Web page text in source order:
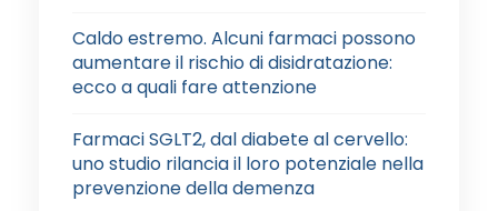
Caldo estremo. Alcuni farmaci possono
aumentare il rischio di disidratazione:
ecco a quali fare attenzione
Farmaci SGLT2, dal diabete al cervello:
uno studio rilancia il loro potenziale nella
prevenzione della demenza